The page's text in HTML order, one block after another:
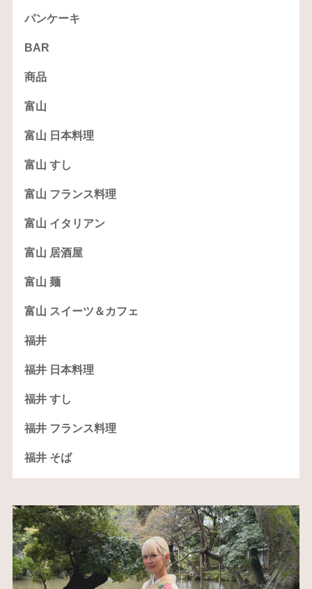
パンケーキ
BAR
商品
富山
富山 日本料理
富山 すし
富山 フランス料理
富山 イタリアン
富山 居酒屋
富山 麺
富山 スイーツ＆カフェ
福井
福井 日本料理
福井 すし
福井 フランス料理
福井 そば